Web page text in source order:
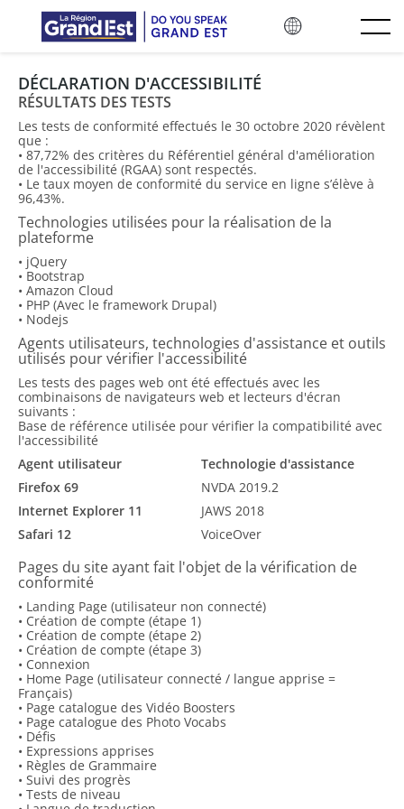
Skip to main content
DÉCLARATION D'ACCESSIBILITÉ
RÉSULTATS DES TESTS
Les tests de conformité effectués le 30 octobre 2020 révèlent
que :
• 87,72% des critères du Référentiel général d'amélioration
de l'accessibilité (RGAA) sont respectés.
• Le taux moyen de conformité du service en ligne s’élève à
96,43%.
Technologies utilisées pour la réalisation de la
plateforme
• jQuery
• Bootstrap
• Amazon Cloud
• PHP (Avec le framework Drupal)
• Nodejs
Agents utilisateurs, technologies d'assistance et outils
utilisés pour vérifier l'accessibilité
Les tests des pages web ont été effectués avec les
combinaisons de navigateurs web et lecteurs d'écran
suivants :
Base de référence utilisée pour vérifier la compatibilité avec
l'accessibilité
Agent utilisateur
Technologie d'assistance
Firefox 69
NVDA 2019.2
Internet Explorer 11
JAWS 2018
Safari 12
VoiceOver
Pages du site ayant fait l'objet de la vérification de
conformité
• Landing Page (utilisateur non connecté)
• Création de compte (étape 1)
• Création de compte (étape 2)
• Création de compte (étape 3)
• Connexion
• Home Page (utilisateur connecté / langue apprise =
Français)
• Page catalogue des Vidéo Boosters
• Page catalogue des Photo Vocabs
• Défis
• Expressions apprises
• Règles de Grammaire
• Suivi des progrès
• Tests de niveau